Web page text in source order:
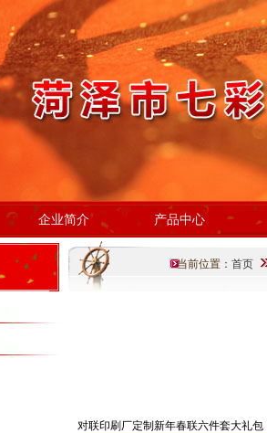
企业简介 产品中心
当前位置： 首页
对联印刷厂定制新年春联六件套大礼包